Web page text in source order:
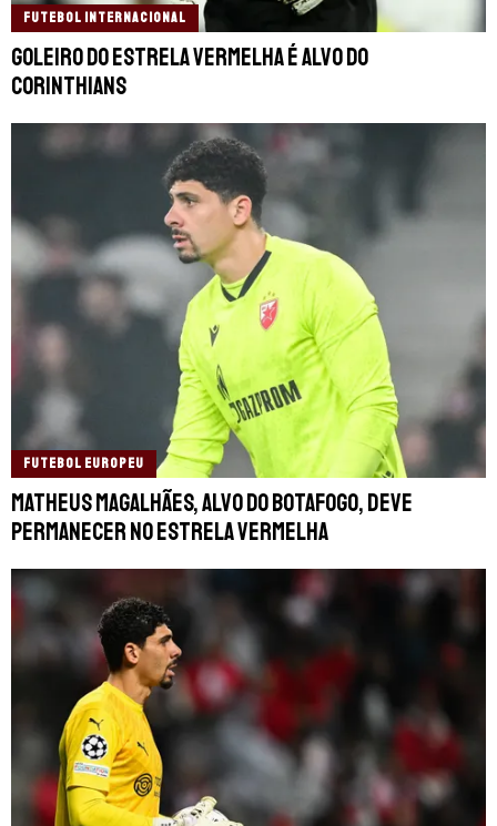
FUTEBOL INTERNACIONAL
Goleiro do Estrela Vermelha é alvo do
Corinthians
FUTEBOL EUROPEU
Matheus Magalhães, alvo do Botafogo, deve
permanecer no Estrela Vermelha